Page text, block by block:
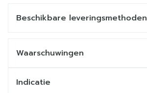
Beschikbare leveringsmethoden
Waarschuwingen
Indicatie